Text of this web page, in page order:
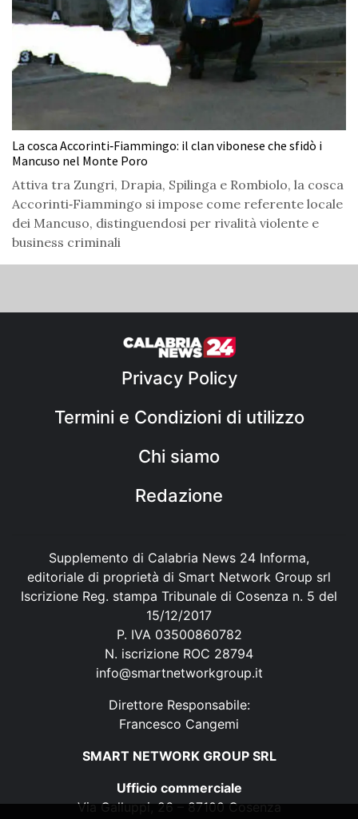
La cosca Accorinti‑Fiammingo: il clan vibonese che sfidò i
Mancuso nel Monte Poro
Attiva tra Zungri, Drapia, Spilinga e Rombiolo, la cosca
Accorinti‑Fiammingo si impose come referente locale
dei Mancuso, distinguendosi per rivalità violente e
business criminali
Privacy Policy
Termini e Condizioni di utilizzo
Chi siamo
Redazione
Supplemento di Calabria News 24 Informa,
editoriale di proprietà di Smart Network Group srl
Iscrizione Reg. stampa Tribunale di Cosenza n. 5 del
15/12/2017
P. IVA 03500860782
N. iscrizione ROC 28794
info@smartnetworkgroup.it
Direttore Responsabile:
Francesco Cangemi
SMART NETWORK GROUP SRL
Ufficio commerciale
Via Galluppi, 26 – 87100 Cosenza